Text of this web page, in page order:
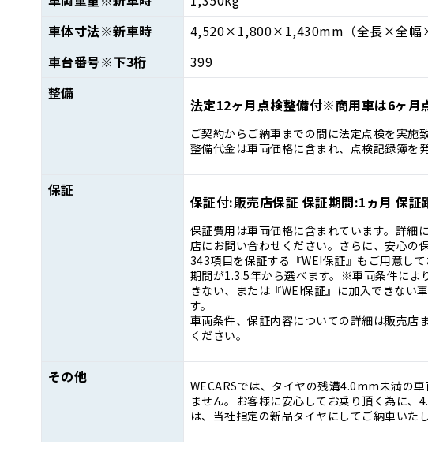
車体寸法※新車時 4,520×1,800×1,430mm （全長×全幅
車台番号※下3桁
399
整備
法定12ヶ月点検整備付※商用車は6ヶ月
ご契約からご納車までの間に法定点検を実施致
整備代金は車両価格に含まれ、点検記録簿を発
保証
保証付:販売店保証 保証期間:1ヵ月 保
保証費用は車両価格に含まれています。詳細
店にお問い合わせください。さらに、安心の
343項目を保証する『WE!保証』もご用意し
期間が1.3.5年から選べます。※車両条件によ
きない、または『WE!保証』に加入できない
す。
車両条件、保証内容についての詳細は販売店
ください。
その他
WECARSでは、タイヤの残溝4.0mm未満の車
ません。お客様に安心してお乗り頂く為に、
は、当社指定の新品タイヤにしてご納車いたし